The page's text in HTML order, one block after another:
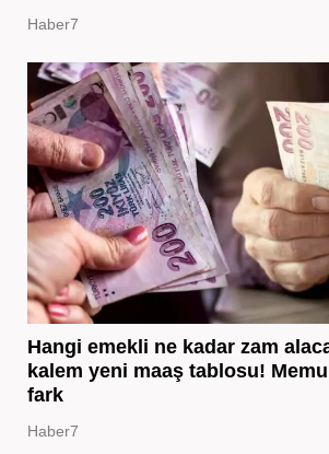
Haber7
Hangi emekli ne kadar zam
kalem yeni maaş tablosu!
fark
Haber7